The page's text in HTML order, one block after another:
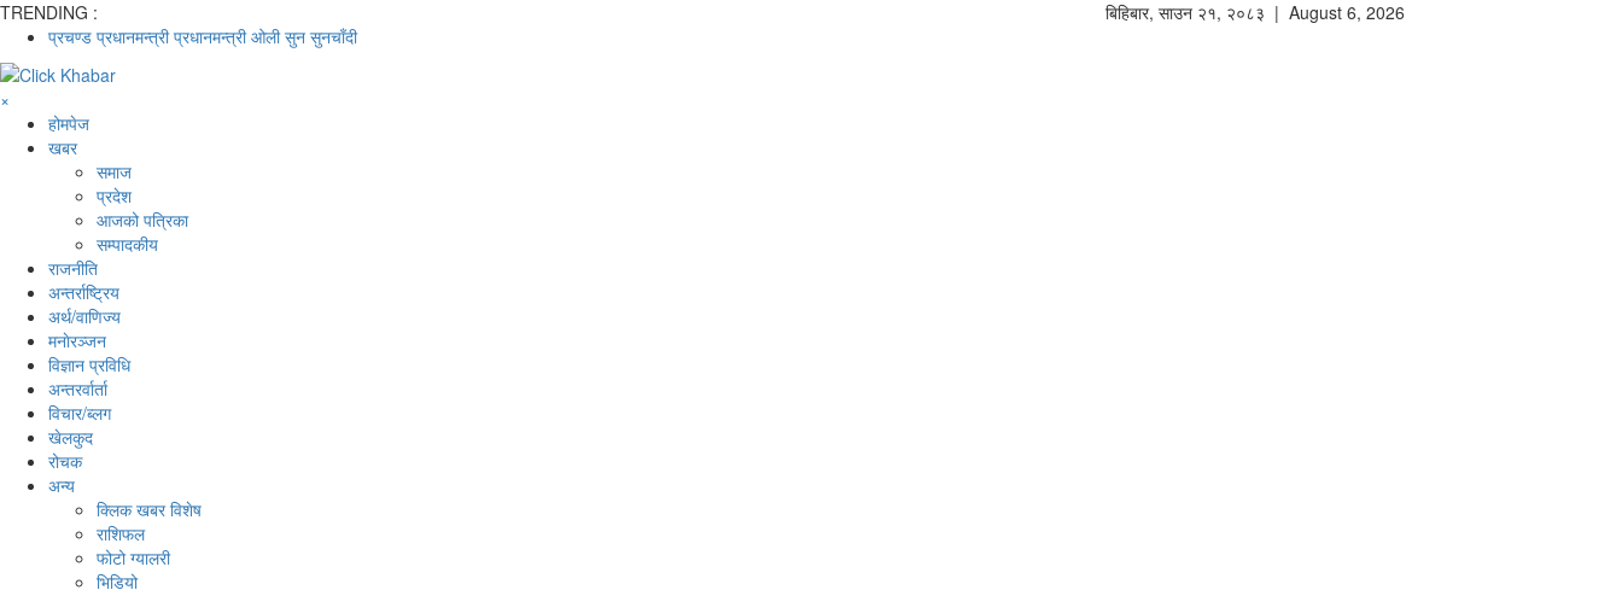
TRENDING :
प्रचण्ड प्रधानमन्त्री प्रधानमन्त्री ओली सुन सुनचाँदी
बिहिबार, साउन २१, २०८३ | August 6, 2026
×
होमपेज
खबर
समाज
प्रदेश
आजको पत्रिका
सम्पादकीय
राजनीति
अन्तर्राष्ट्रिय
अर्थ/वाणिज्य
मनाेरञ्जन
विज्ञान प्रविधि
अन्तरर्वार्ता
विचार/ब्लग
खेलकुद
रोचक
अन्य
क्लिक खबर विशेष
राशिफल
फोटो ग्यालरी
भिडियो